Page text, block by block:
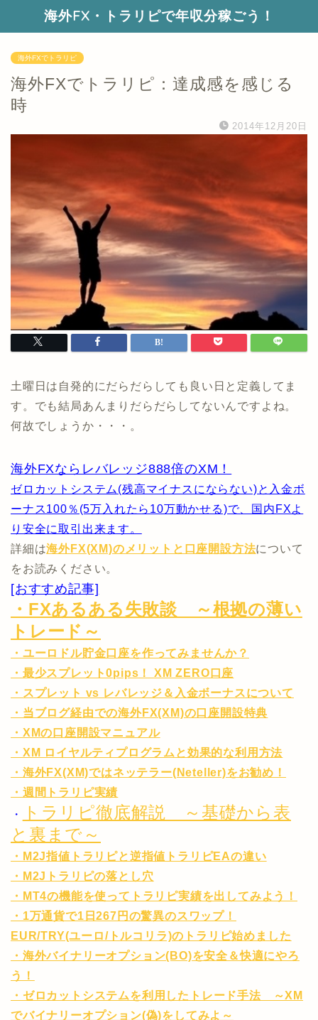
海外FX・トラリピで年収分稼ごう！
海外FXでトラリピ
海外FXでトラリピ：達成感を感じる
時
2014年12月20日
土曜日は自発的にだらだらしても良い日と定義してま
す。でも結局あんまりだらだらしてないんですよね。
何故でしょうか・・・。
海外FXならレバレッジ888倍のXM！
ゼロカットシステム(残高マイナスにならない)と入金ボ
ーナス100％(5万入れたら10万動かせる)で、国内FXよ
り安全に取引出来ます。
詳細は海外FX(XM)のメリットと口座開設方法について
をお読みください。
[おすすめ記事]
・FXあるある失敗談 ～根拠の薄い
トレード～
・ユーロドル貯金口座を作ってみませんか？
・最少スプレット0pips！ XM ZERO口座
・スプレット vs レバレッジ＆入金ボーナスについて
・当ブログ経由での海外FX(XM)の口座開設特典
・XMの口座開設マニュアル
・XM ロイヤルティプログラムと効果的な利用方法
・海外FX(XM)ではネッテラー(Neteller)をお勧め！
・週間トラリピ実績
・
トラリピ徹底解説 ～基礎から表
と裏まで～
・M2J指値トラリピと逆指値トラリピEAの違い
・M2Jトラリピの落とし穴
・MT4の機能を使ってトラリピ実績を出してみよう！
・1万通貨で1日267円の驚異のスワップ！
EUR/TRY(ユーロ/トルコリラ)のトラリピ始めました
・海外バイナリーオプション(BO)を安全＆快適にやろ
う！
・ゼロカットシステムを利用したトレード手法 ～XM
でバイナリーオプション(偽)をしてみよ～